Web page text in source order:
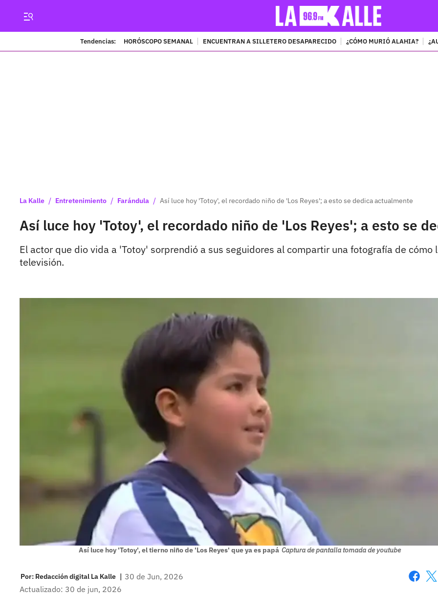
Tendencias: HORÓSCOPO SEMANAL ENCUENTRAN A SILLETERO DESAPARECIDO ¿CÓMO MURIÓ ALAHIA?
La Kalle / Entretenimiento / Farándula / Así luce hoy 'Totoy', el recordado niño de 'Los Reyes'; a esto se dedica actualmente
Así luce hoy 'Totoy', el recordado niño de 'Los Reyes'; a esto se
El actor que dio vida a 'Totoy' sorprendió a sus seguidores al compartir una fotografía de
televisión.
Así luce hoy 'Totoy', el tierno niño de 'Los Reyes' que ya es papá Captura de pantalla tomada de youtube
Por: Redacción digital La Kalle | 30 de Jun, 2026
Actualizado: 30 de jun, 2026